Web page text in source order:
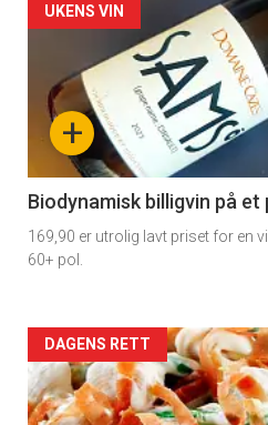
Forsiden
akkurat
nå
4
+
UKENS VIN
Biodynamisk billigvin på
169,90 er utrolig lavt priset for en
60+ pol.
Forsiden
akkurat
DAGENS RETT